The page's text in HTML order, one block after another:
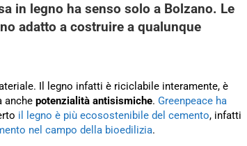
in legno ha senso solo a Bolzano. Le
adatto a costruire a qualunque
Il legno infatti è riciclabile interamente, è
anche potenzialità antisismiche. Greenpeace ha
il legno è più ecosostenibile del cemento, infatti
nel campo della bioedilizia.